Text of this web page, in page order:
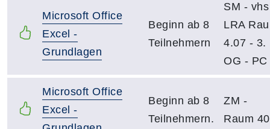
Microsoft Office
Excel -
Grundlagen
Beginn ab 8
Teilnehmern
SM -
LRA
4.07 - 3.
OG - PC
Microsoft Office
Excel -
Beginn ab 8
Teilnehmern.
ZM -
Raum